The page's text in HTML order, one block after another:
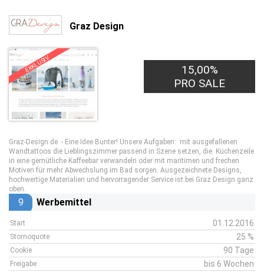
Graz Design
EXKLUSIV
15,00%
PRO SALE
Graz-Design.de - Eine Idee Bunter! Unsere Aufgaben: mit ausgefallenen
Wandtattoos die Lieblingszimmer passend in Szene setzen, die Küchenzeile
in eine gemütliche Kaffeebar verwandeln oder mit maritimen und frechen
Motiven für mehr Abwechslung im Bad sorgen. Ausgezeichnete Designs,
hochwertige Materialien und hervorragender Service ist bei Graz Design ganz
oben.
9 Werbemittel
Start 01.12.2016
Stornoquote 25 %
Cookie 90 Tage
Freigabe bis 6 Wochen